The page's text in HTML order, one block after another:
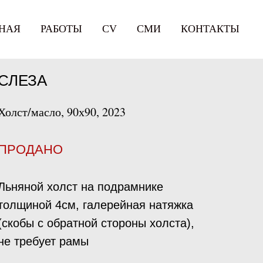
РАБОТЫ СV СМИ КОНТАКТЫ
масло, 90х90, 2023
холст на подрамнике
4см, галерейная натяжка
с обратной стороны холста),
требует рамы